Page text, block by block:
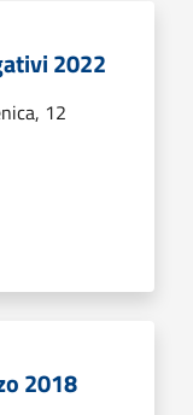
2022
12
2018